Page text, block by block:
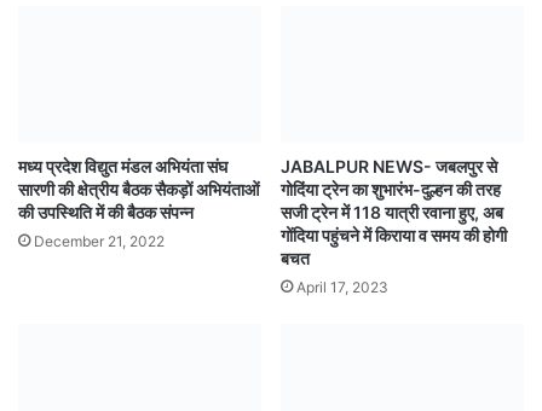
मध्य प्रदेश विद्युत मंडल अभियंता संघ
सारणी की क्षेत्रीय बैठक सैकड़ों अभियंताओं
की उपस्थिति में की बैठक संपन्न
December 21, 2022
JABALPUR NEWS- जबलपुर से
गोदिंया ट्रेन का शुभारंभ-दुल्हन की तरह
सजी ट्रेन में 118 यात्री रवाना हुए, अब
गोंदिया पहुंचने में किराया व समय की होगी
बचत
April 17, 2023